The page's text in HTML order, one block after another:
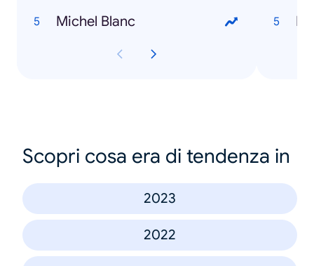
Michel Blanc
Scopri cosa era di tendenza in
2023
2022